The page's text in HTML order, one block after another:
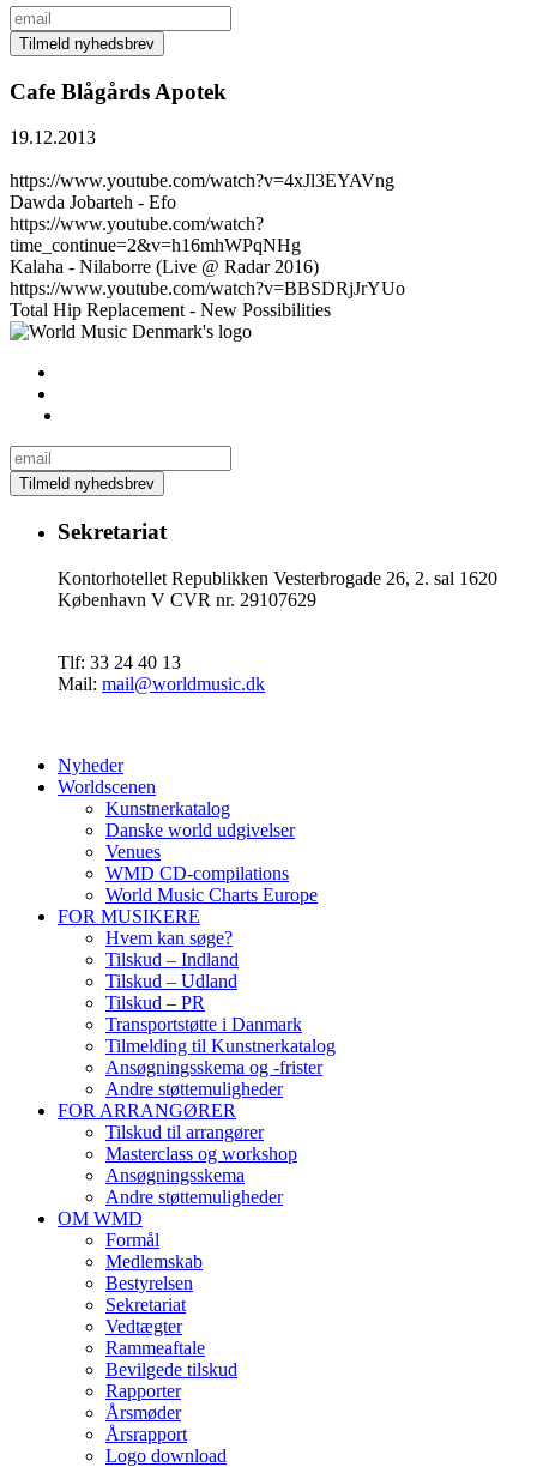
Cafe Blågårds Apotek
19.12.2013
https://www.youtube.com/watch?v=4xJl3EYAVng
Dawda Jobarteh - Efo
https://www.youtube.com/watch?
time_continue=2&v=h16mhWPqNHg
Kalaha - Nilaborre (Live @ Radar 2016)
https://www.youtube.com/watch?v=BBSDRjJrYUo
Total Hip Replacement - New Possibilities
Sekretariat
Kontorhotellet Republikken Vesterbrogade 26, 2. sal 1620
København V CVR nr. 29107629
Tlf: 33 24 40 13
Mail: mail@worldmusic.dk
Nyheder
Worldscenen
Kunstnerkatalog
Danske world udgivelser
Venues
WMD CD-compilations
World Music Charts Europe
FOR MUSIKERE
Hvem kan søge?
Tilskud – Indland
Tilskud – Udland
Tilskud – PR
Transportstøtte i Danmark
Tilmelding til Kunstnerkatalog
Ansøgningsskema og -frister
Andre støttemuligheder
FOR ARRANGØRER
Tilskud til arrangører
Masterclass og workshop
Ansøgningsskema
Andre støttemuligheder
OM WMD
Formål
Medlemskab
Bestyrelsen
Sekretariat
Vedtægter
Rammeaftale
Bevilgede tilskud
Rapporter
Årsmøder
Årsrapport
Logo download